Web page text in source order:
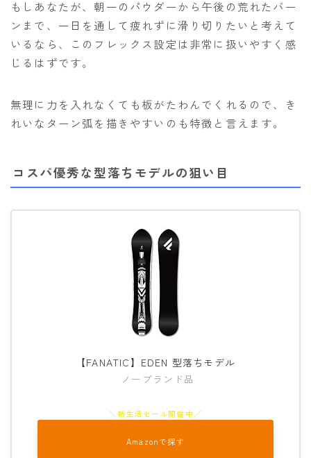
もしあなたが、朝一のパウダーから午後の荒れたバー
ンまで、一日を通して疲れずに滑り切りたいと考えて
いるなら、このフレックス設定は非常に扱いやすく感
じるはずです。
無理に力を入れなくても板がたわんでくれるので、き
れいなターン弧を描きやすいのも特徴と言えます。
コスパ優秀な型落ちモデルの狙い目
【FANATIC】EDEN 型落ちモデル
ノーブランド品
Amazonで探す